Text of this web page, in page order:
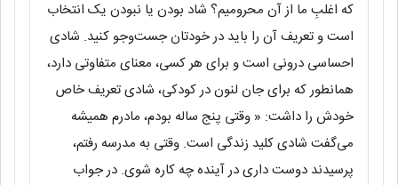
که اغلبِ ما از آن محرومیم؟ شاد بودن یا نبودن یک انتخاب
است و تعریف آن را باید در خودتان جست‌وجو کنید. شادی
احساسی درونی است و برای هر کسی، معنای متفاوتی دارد،
همانطور که برای جان لنون در کودکی، شادی تعریف خاص
خودش را داشت: « وقتی پنج ساله بودم، مادرم همیشه
می‌گفت شادی کلید زندگی است. وقتی به مدرسه رفتم،
پرسیدند دوست داری در آینده چه کاره شوی. در جواب